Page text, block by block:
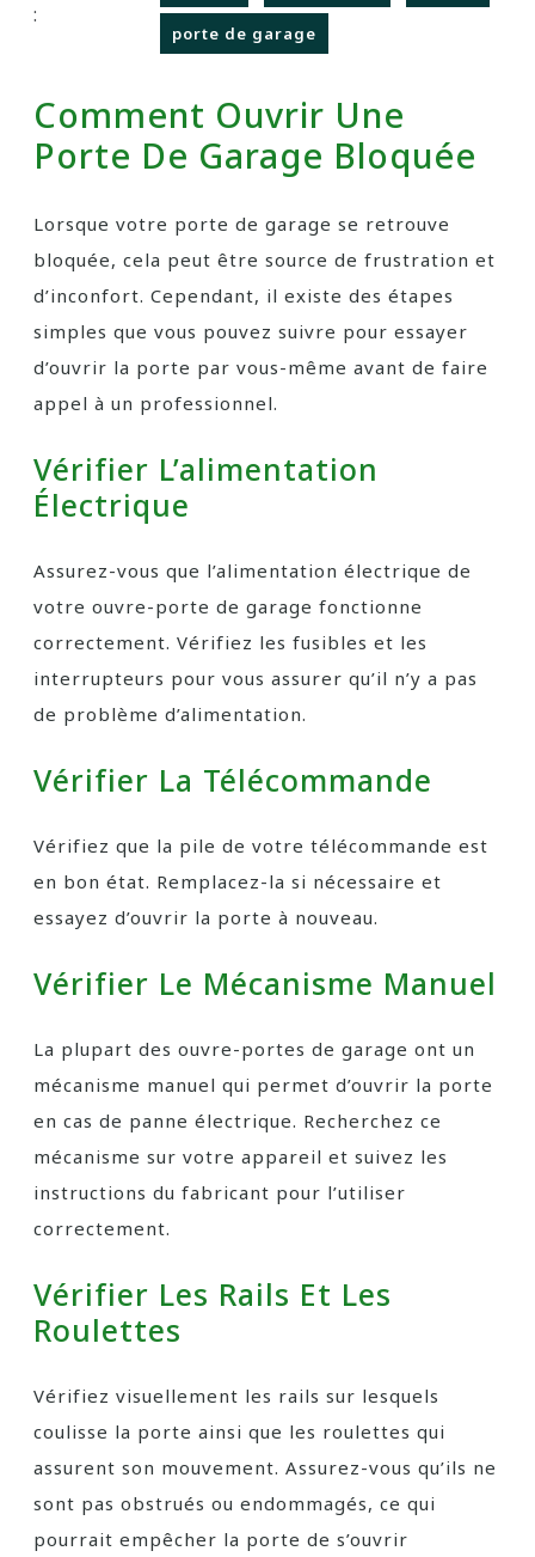
:
porte de garage
Comment Ouvrir Une
Porte De Garage Bloquée
Lorsque votre porte de garage se retrouve
bloquée, cela peut être source de frustration et
d’inconfort. Cependant, il existe des étapes
simples que vous pouvez suivre pour essayer
d’ouvrir la porte par vous-même avant de faire
appel à un professionnel.
Vérifier L’alimentation
Électrique
Assurez-vous que l’alimentation électrique de
votre ouvre-porte de garage fonctionne
correctement. Vérifiez les fusibles et les
interrupteurs pour vous assurer qu’il n’y a pas
de problème d’alimentation.
Vérifier La Télécommande
Vérifiez que la pile de votre télécommande est
en bon état. Remplacez-la si nécessaire et
essayez d’ouvrir la porte à nouveau.
Vérifier Le Mécanisme Manuel
La plupart des ouvre-portes de garage ont un
mécanisme manuel qui permet d’ouvrir la porte
en cas de panne électrique. Recherchez ce
mécanisme sur votre appareil et suivez les
instructions du fabricant pour l’utiliser
correctement.
Vérifier Les Rails Et Les
Roulettes
Vérifiez visuellement les rails sur lesquels
coulisse la porte ainsi que les roulettes qui
assurent son mouvement. Assurez-vous qu’ils ne
sont pas obstrués ou endommagés, ce qui
pourrait empêcher la porte de s’ouvrir